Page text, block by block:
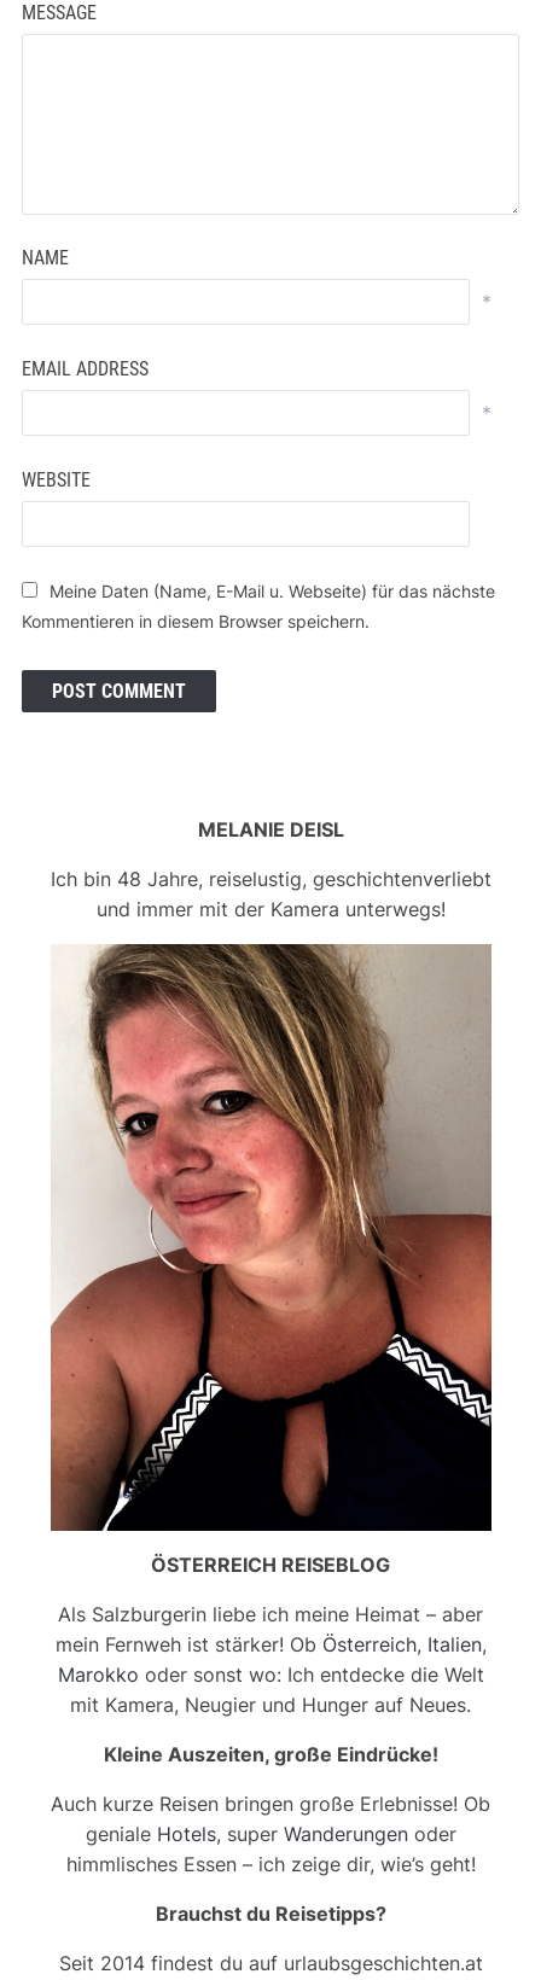
MESSAGE
NAME
*
EMAIL ADDRESS
*
WEBSITE
Meine Daten (Name, E-Mail u. Webseite) für das nächste
Kommentieren in diesem Browser speichern.
MELANIE DEISL
Ich bin 48 Jahre, reiselustig, geschichtenverliebt
und immer mit der Kamera unterwegs!
ÖSTERREICH REISEBLOG
Als Salzburgerin liebe ich meine Heimat – aber
mein Fernweh ist stärker! Ob Österreich, Italien,
Marokko oder sonst wo: Ich entdecke die Welt
mit Kamera, Neugier und Hunger auf Neues.
Kleine Auszeiten, große Eindrücke!
Auch kurze Reisen bringen große Erlebnisse! Ob
geniale Hotels, super Wanderungenoder
himmlisches Essen – ich zeige dir, wie’s geht!
Brauchst du Reisetipps?
Seit 2014 findest du auf urlaubsgeschichten.at